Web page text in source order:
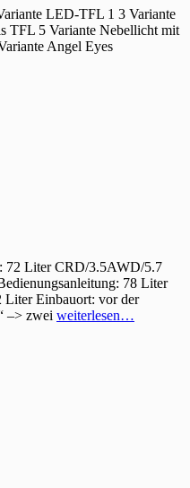
LED-TFL 1 3 Variante
TFL 5 Variante Nebellicht mit
Angel Eyes
72 Liter CRD/3.5AWD/5.7
78 Liter
Liter Einbauort: vor der
–> zwei weiterlesen…